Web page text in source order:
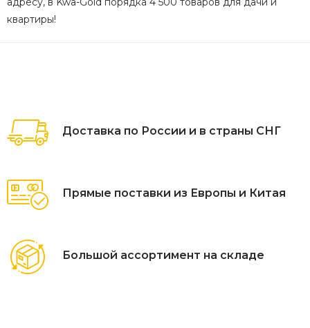
квартиры!
Доставка по России и в страны СНГ
Прямые поставки из Европы и Китая
Большой ассортимент на складе